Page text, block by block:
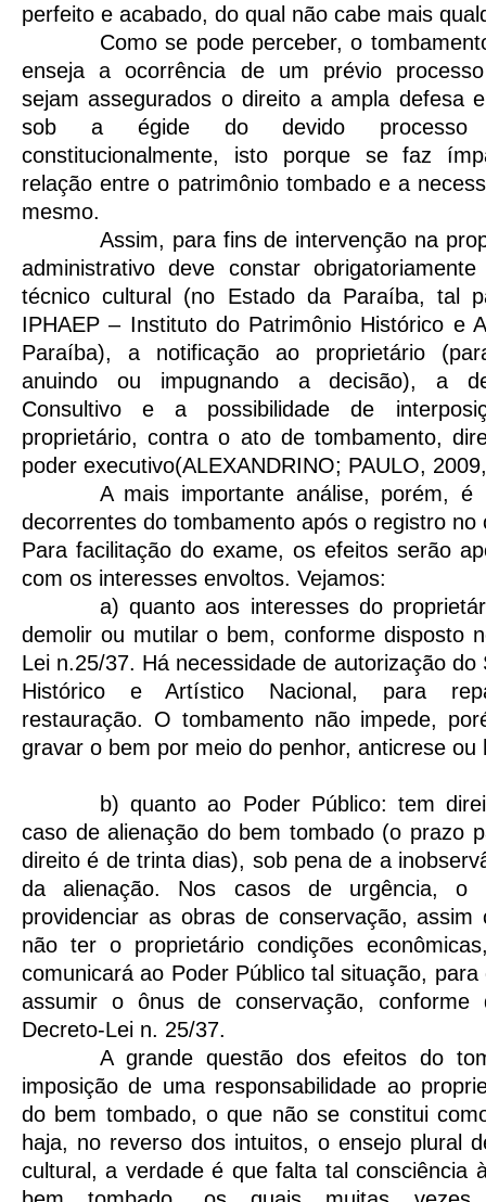
perfeito e acabado, do qual não cabe mais
Como se pode perceber, o
enseja a ocorrência de um prévio
sejam assegurados o direito a ampla defesa
sob a égide do devido processo
constitucionalmente, isto porque se faz
relação entre o patrimônio tombado e a
mesmo.
Assim, para fins de intervenção na
administrativo deve constar
técnico cultural (no Estado da Paraíba, tal
IPHAEP – Instituto do Patrimônio Histórico e
Paraíba), a notificação ao proprietário
anuindo ou impugnando a decisão), a
Consultivo e a possibilidade de
proprietário, contra o ato de tombamento,
poder executivo(ALEXANDRINO; PAULO,
A mais importante análise, porém, é
decorrentes do tombamento após o registro no
Para facilitação do exame, os efeitos serão
com os interesses envoltos. Vejamos:
a) quanto aos interesses do
demolir ou mutilar o bem, conforme disposto
Lei n.25/37. Há necessidade de autorização do
Histórico e Artístico Nacional, para
restauração. O tombamento não impede,
gravar o bem por meio do penhor, anticrese ou
b) quanto ao Poder Público: tem
caso de alienação do bem tombado (o prazo
direito é de trinta dias), sob pena de a
da alienação. Nos casos de urgência, o
providenciar as obras de conservação,
não ter o proprietário condições
comunicará ao Poder Público tal situação,
assumir o ônus de conservação,
Decreto-Lei n. 25/37.
A grande questão dos efeitos do
imposição de uma responsabilidade ao
do bem tombado, o que não se constitui
haja, no reverso dos intuitos, o ensejo plural
cultural, a verdade é que falta tal consciência